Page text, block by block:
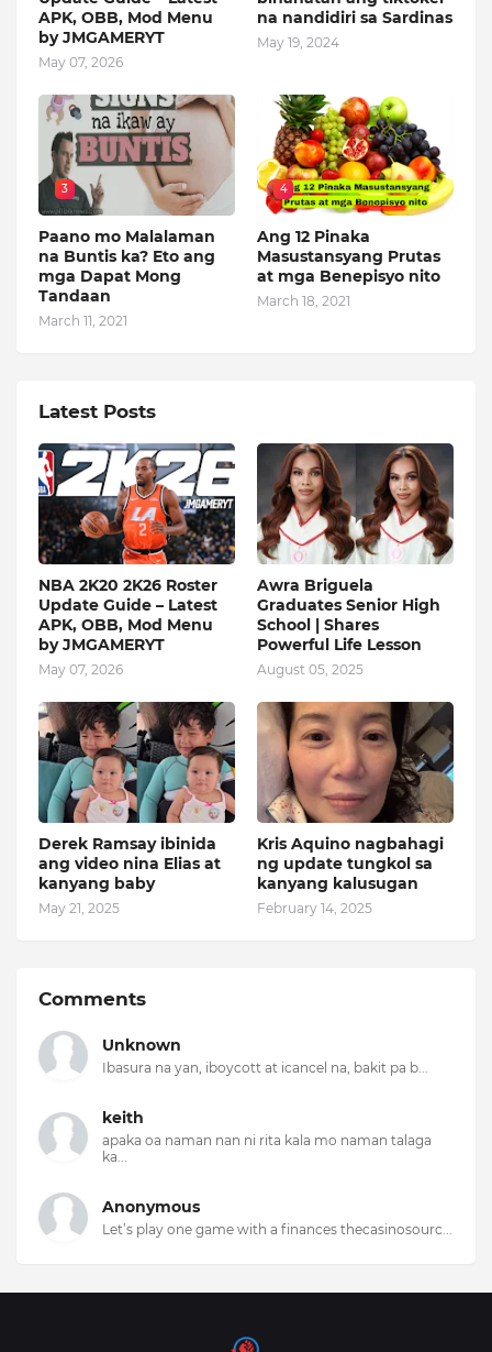
APK, OBB, Mod Menu
by JMGAMERYT
May 07, 2026
na nandidiri sa Sardinas
May 19, 2024
3
Paano mo Malalaman
na Buntis ka? Eto ang
mga Dapat Mong
Tandaan
March 11, 2021
4
Ang 12 Pinaka
Masustansyang Prutas
at mga Benepisyo nito
March 18, 2021
Latest Posts
NBA 2K20 2K26 Roster
Update Guide – Latest
APK, OBB, Mod Menu
by JMGAMERYT
May 07, 2026
Awra Briguela
Graduates Senior High
School | Shares
Powerful Life Lesson
August 05, 2025
Derek Ramsay ibinida
ang video nina Elias at
kanyang baby
May 21, 2025
Kris Aquino nagbahagi
ng update tungkol sa
kanyang kalusugan
February 14, 2025
Comments
Unknown
Ibasura na yan, iboycott at icancel na, bakit pa b...
keith
apaka oa naman nan ni rita kala mo naman talaga
ka...
Anonymous
Let’s play one game with a finances thecasinosourc...